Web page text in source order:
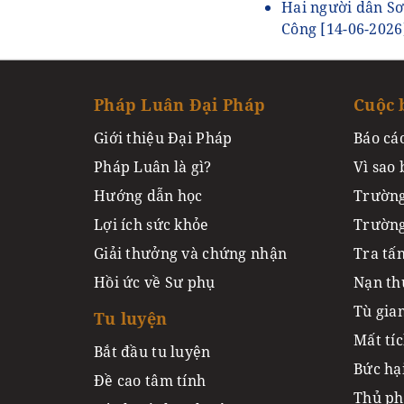
Hai người dân
Công [14-06-
Pháp Luân Đại Pháp
Giới thiệu Đại Pháp
Pháp Luân là gì?
Hướng dẫn học
Lợi ích sức khỏe
Giải thưởng và chứng nhận
Hồi ức về Sư phụ
Tu luyện
Bắt đầu tu luyện
Đề cao tâm tính
Cuộc
Báo
Vì sao
Tra
Nạn
Tù
Mất
Bức
Thủ